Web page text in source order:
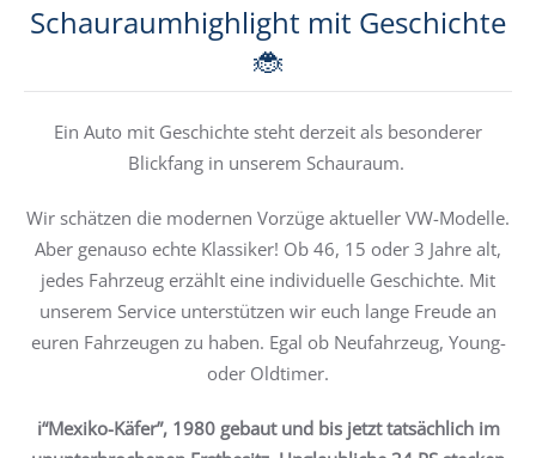
Schauraumhighlight mit Geschichte
🐞
Ein Auto mit Geschichte steht derzeit als besonderer
Blickfang in unserem Schauraum.
Wir schätzen die modernen Vorzüge aktueller VW-Modelle.
Aber genauso echte Klassiker! Ob 46, 15 oder 3 Jahre alt,
jedes Fahrzeug erzählt eine individuelle Geschichte. Mit
unserem Service unterstützen wir euch lange Freude an
euren Fahrzeugen zu haben. Egal ob Neufahrzeug, Young-
oder Oldtimer.
ℹ️“Mexiko-Käfer”, 1980 gebaut und bis jetzt tatsächlich im